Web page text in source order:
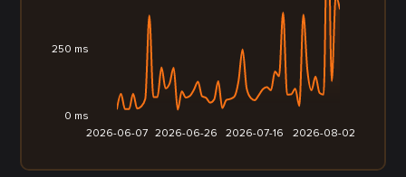
2026-06-07 2026-06-26 2026-07-16 2026-08-02
0 ms
250 ms